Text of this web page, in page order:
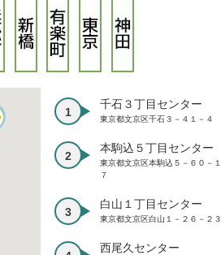
千石３丁目センター
東京都文京区千石３－４１－４
本駒込５丁目センター
東京都文京区本駒込５－６０－１
７
白山１丁目センター
東京都文京区白山１－２６－２３
西尾久センター